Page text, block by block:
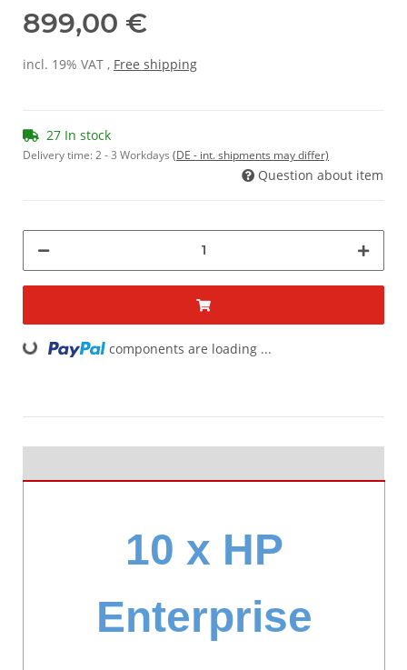
899,00 €
incl. 19% VAT , Free shipping
27 In stock
Delivery time:2 - 3 Workdays (DE - int. shipments may differ)
Question about item
components are loading ...
10 x HP
Enterprise